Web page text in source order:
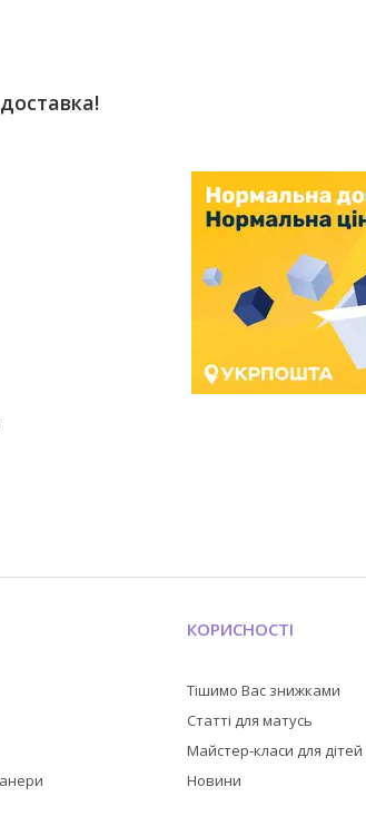
КОРИСНОСТІ
Тішимо Вас знижками
Статті для матусь
Майстер-класи для дітей
Новини